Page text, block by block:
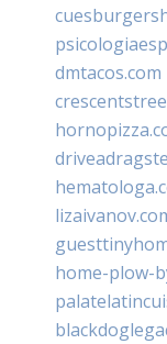
dmtacos.com
home-plow-